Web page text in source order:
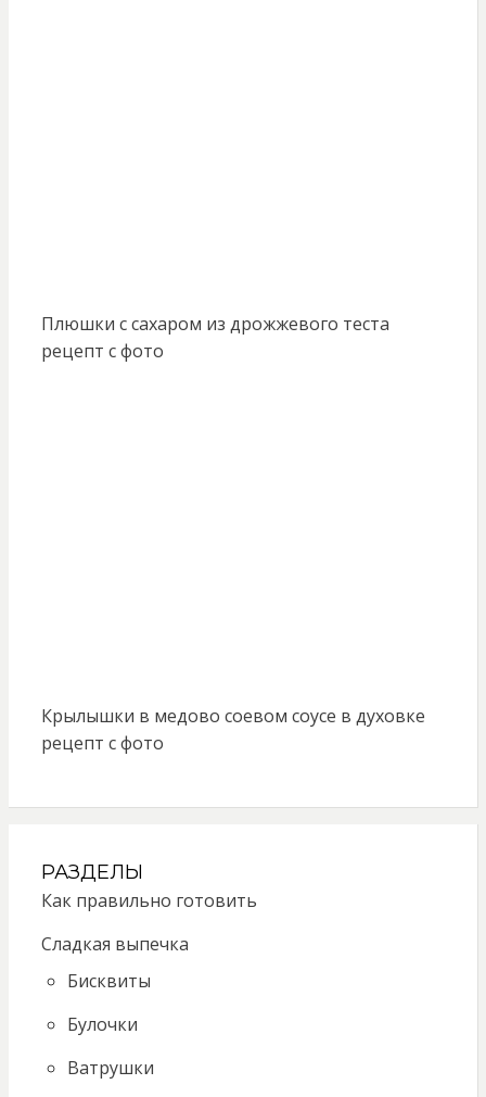
Плюшки с сахаром из дрожжевого теста
рецепт с фото
Крылышки в медово соевом соусе в духовке
рецепт с фото
РАЗДЕЛЫ
Как правильно готовить
Сладкая выпечка
Бисквиты
Булочки
Ватрушки